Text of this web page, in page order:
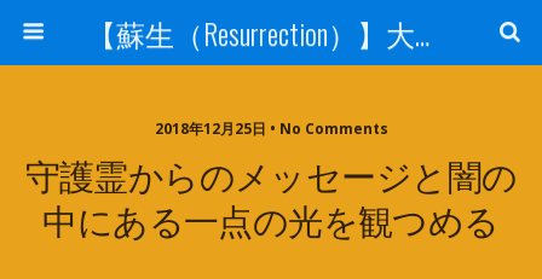
【蘇生（Resurrection）】大宇宙と人体の神秘を紐解く
2018年12月25日 • No Comments
守護霊からのメッセージと闇の
中にある一点の光を観つめる